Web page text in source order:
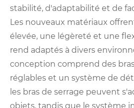
stabilité, d'adaptabilité et de
Les nouveaux matériaux
élevée, une légèreté et une
rend adaptés à divers
conception comprend des
réglables et un système de
les bras de serrage peuvent
objets, tandis que le système